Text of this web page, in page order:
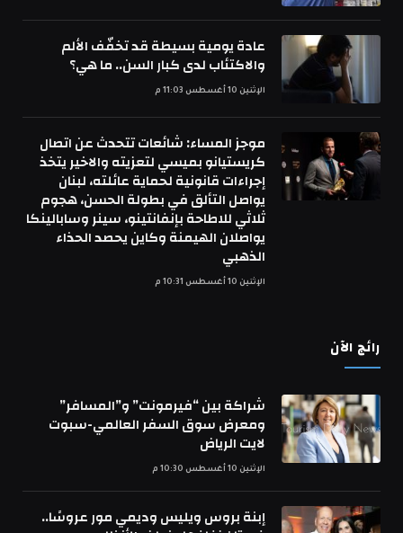
عادة يومية بسيطة قد تخفّف الألم
والاكتئاب لدى كبار السن.. ما هي؟
الإثنين 10 أغسطس 11:03 م
موجز المساء: شائعات تتحدث عن اتصال
كريستيانو بميسي لتعزيته والاخير يتخذ
إجراءات قانونية لحماية عائلته، لبنان
يواصل التألق في بطولة الحسن، هجوم
ثلاثي للاطاحة بإنفانتينو، سينر وسابالينكا
يواصلان الهيمنة وكاين يحصد الحذاء
الذهبي
الإثنين 10 أغسطس 10:31 م
رائج الآن
شراكة بين “فيرمونت” و”المسافر”
ومعرض سوق السفر العالمي-سبوت
لايت الرياض
الإثنين 10 أغسطس 10:30 م
إبنة بروس ويليس وديمي مور عروسًا..